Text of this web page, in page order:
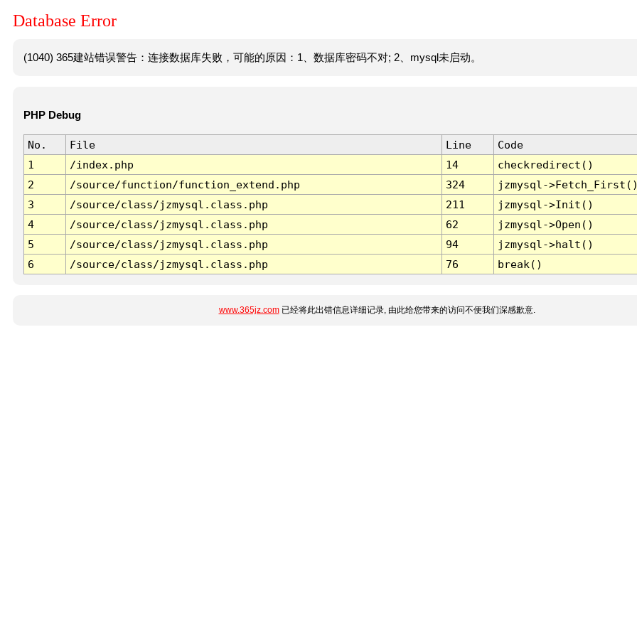
Database Error
(1040) 365建站错误警告：连接数据库失败，可能的原因：1、数据库密码不对; 2、mysql未启动。
PHP Debug
No. File Line
Code
1
/index.php 14
checkredirect()
2
/source/function/function_extend.php 324
jzmysql-
3
/source/class/jzmysql.class.php 211
jzmysql->Init()
4
/source/class/jzmysql.class.php 62
jzmysql->Open()
5
/source/class/jzmysql.class.php 94
jzmysql->halt()
6
/source/class/jzmysql.class.php 76 break()
www.365jz.com已经将此出错信息详细记录, 由此给您带来的访问不便我们深感歉意.